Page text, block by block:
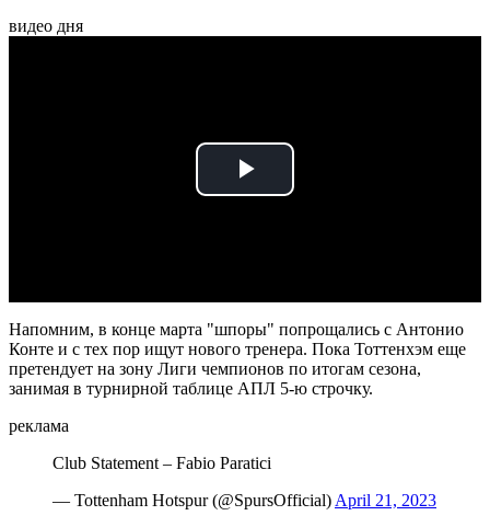
видео дня
Play
Напомним, в конце марта "шпоры" попрощались с Антонио
Конте и с тех пор ищут нового тренера. Пока Тоттенхэм еще
претендует на зону Лиги чемпионов по итогам сезона,
занимая в турнирной таблице АПЛ 5-ю строчку.
реклама
Club Statement – Fabio Paratici
— Tottenham Hotspur (@SpursOfficial)April 21, 2023